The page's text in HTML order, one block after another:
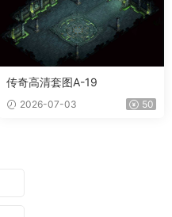
传奇高清套图A-19
2026-07-03 50